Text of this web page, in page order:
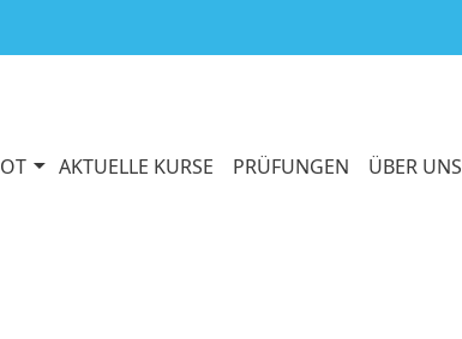
AKTUELLE KURSE PRÜFUNGEN ÜBER UNS